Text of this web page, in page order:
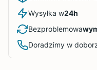
Wysyłka w24h
Bezproblemowa
Doradzimy w